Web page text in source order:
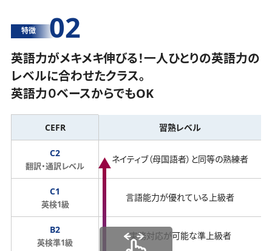
特徴 02
英語力がメキメキ伸びる！一人ひとりの英語力の
レベルに合わせたクラス。
英語力０ベースからでもOK
CEFR 習熟レベル
C2
翻訳・通訳レベル
ネイティブ（母国語者）と同等の熟練者
C1
英検1級
言語能力が優れている上級者
B2
英検準1級
実務対応が可能な準上級者